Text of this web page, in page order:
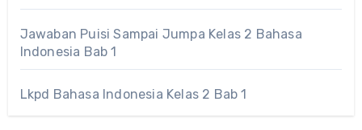
Jawaban Puisi Sampai Jumpa Kelas 2 Bahasa
Indonesia Bab 1
Lkpd Bahasa Indonesia Kelas 2 Bab 1